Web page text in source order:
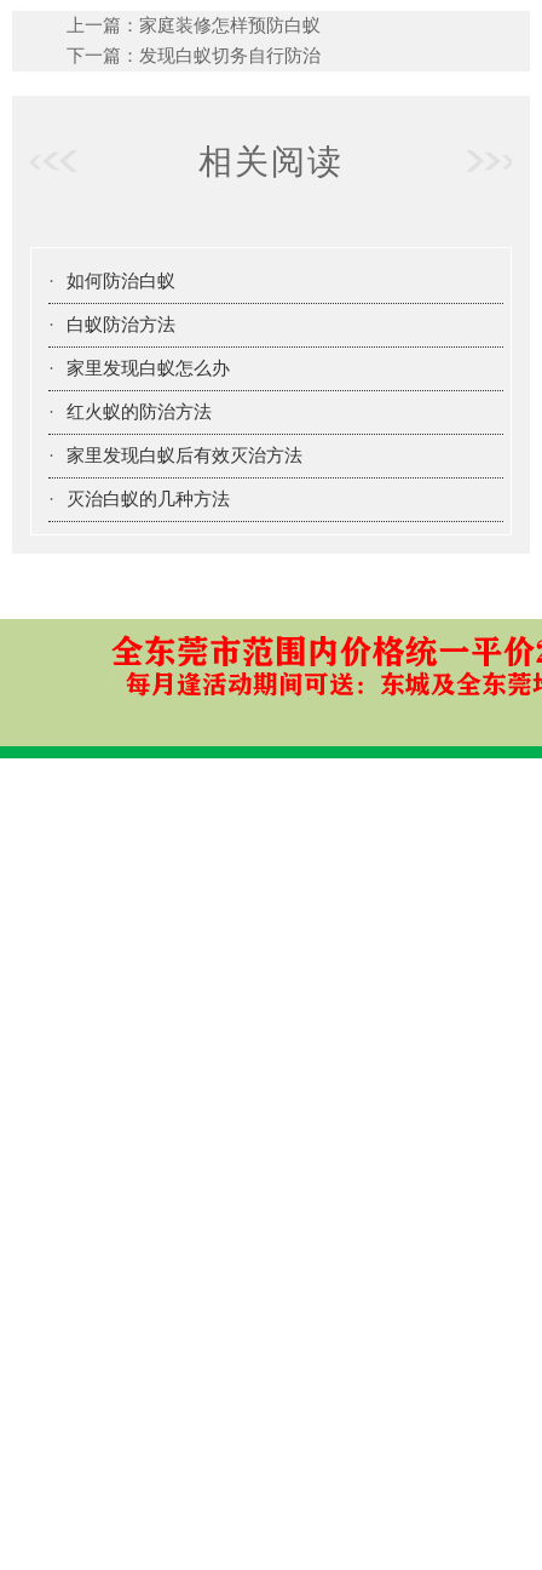
上一篇： 家庭装修怎样预防白蚁
下一篇： 发现白蚁切务自行防治
相关阅读
· 如何防治白蚁
· 白蚁防治方法
· 家里发现白蚁怎么办
· 红火蚁的防治方法
· 家里发现白蚁后有效灭治方法
· 灭治白蚁的几种方法